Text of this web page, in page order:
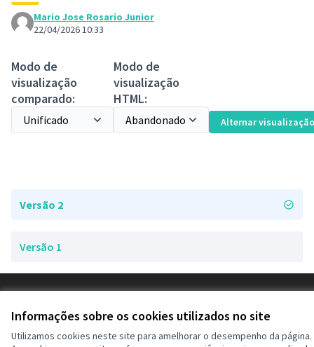
Informações sobre os cookies utilizados no site
Utilizamos cookies neste site para amelhorar o desempenho da página.
Mario Jose Rosario Junior
22/04/2026 10:33
Modo de
visualização
comparado:
Modo de
visualização
HTML:
Alternar visualização
Versão 2
Versão 1
Configurações de cookies
Decide Contagem no Instagram
(Link externo)